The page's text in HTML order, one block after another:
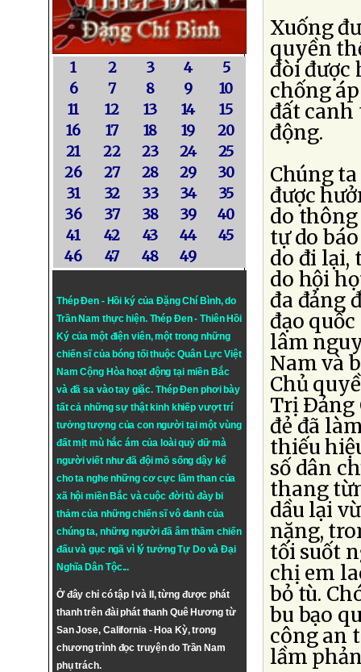
1 2 3 4
5
6
7 8 9
10
11
12 13 14
15
16
17 18 19
20
21
22 23 24
25
26
27 28 29
30
31
32 33 34
35
36
37 38 39
40
41
42 43 44
45
46
47 48 49
Thép Đen - Hồi ký của Đặng Chí Bình, do
Trần Nam thực hiện. Thép Đen- Thiên Hồi
Ký của một điện viên, một trong những
chiến sĩ của bóng tối thuộc Quân Lực Việt
Nam Cộng Hòa hoạt động tại miền Bắc
và đã sa vào tay giặc. Thép Đen phơi bày
tất cả những sự thật kinh khiếp vượt trí
tưởng tượng của con người tại một vùng
đất mịt mù hắc ám của loài quỷ dữ mà
người viết như đã đội mồ sống dậy kể
cho ta nghe những cơ cực lầm than của
xã hội miền Bắc và cuộc đời tù đày bi
thảm của những chiến sĩ vô danh của
chúng ta, những người đã âm thầm chiến
đấu và gục ngã vì lý tưởngTự DovàĐại
Nghĩa Dân Tộc...
Ở đây chỉ có tập I và II, từng được phát
thanh trên đài phát thanh Quê Hương từ
San Jose, California - Hoa Kỳ, trong
chương trình đọc truyện do Trần Nam
phụ trách.
Xuống
quyền
đòi được
chống
đất canh
động.
Chúng
được
do
tự do
do đi lại,
do hội
đa đảng
đạo
lâm
Nam và
Chủ
Trị Ðảng
đẻ đã
thiếu
số dân
thang
dầu lại
nặng,
tối suốt
chị em
bỏ tù.
bu bạo
công an
lầm